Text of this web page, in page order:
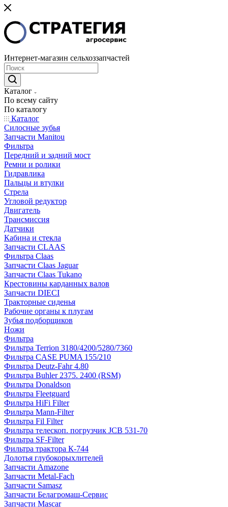
Интернет-магазин сельхоззапчастей
Каталог
По всему сайту
По каталогу
Каталог
Cилосные зубья
Запчасти Manitou
Фильтра
Передний и задний мост
Ремни и ролики
Гидравлика
Пальцы и втулки
Стрела
Угловой редуктор
Двигатель
Трансмиссия
Датчики
Кабина и стекла
Запчасти CLAAS
Фильтра Claas
Запчасти Claas Jaguar
Запчасти Claas Tukano
Крестовины карданных валов
Запчасти DIECI
Тракторные сиденья
Рабочие органы к плугам
Зубья подборщиков
Ножи
Фильтра
Фильтра Terrion 3180/4200/5280/7360
Фильтра CASE PUMA 155/210
Фильтра Deutz-Fahr 4.80
Фильтра Buhler 2375. 2400 (RSM)
Фильтра Donaldson
Фильтра Fleetguard
Фильтра HiFi Filter
Фильтра Mann-Filter
Фильтра Fil Filter
Фильтра телескоп. погрузчик JCB 531-70
Фильтра SF-Filter
Фильтра трактора К-744
Долотья глубокорыхлителей
Запчасти Amazone
Запчасти Metal-Fach
Запчасти Samasz
Запчасти Белагромаш-Сервис
Запчасти Mascar